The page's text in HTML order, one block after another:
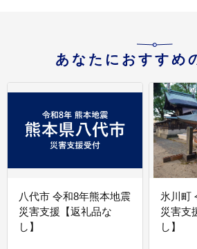
あなたにおすすめ
八代市 令和8年熊本地震
災害支援【返礼品な
し】
氷川町
災害支
し】